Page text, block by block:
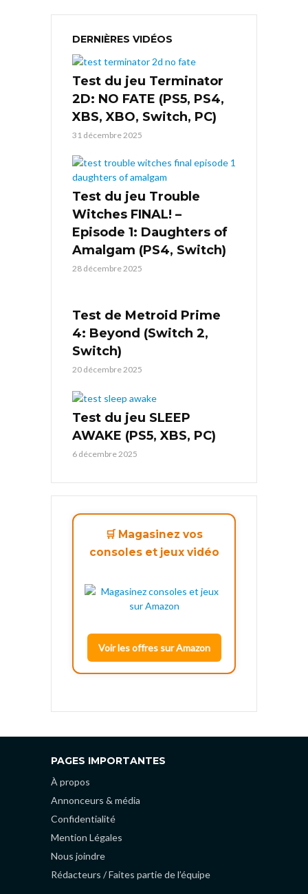
DERNIÈRES VIDÉOS
Test du jeu Terminator
2D: NO FATE (PS5, PS4,
XBS, XBO, Switch, PC)
31 décembre 2025
Test du jeu Trouble
Witches FINAL! –
Episode 1: Daughters of
Amalgam (PS4, Switch)
28 décembre 2025
Test de Metroid Prime
4: Beyond (Switch 2,
Switch)
20 décembre 2025
Test du jeu SLEEP
AWAKE (PS5, XBS, PC)
6 décembre 2025
🛒 Magasinez vos
consoles et jeux vidéo
Voir les offres sur Amazon
PAGES IMPORTANTES
À propos
Annonceurs & média
Confidentialité
Mention Légales
Nous joindre
Rédacteurs / Faites partie de l’équipe